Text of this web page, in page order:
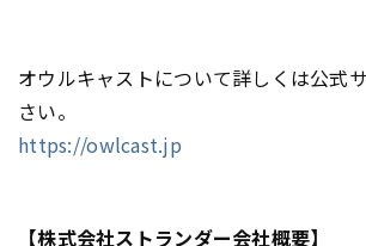
オウルキャストについて詳しくは公式
さい。
https://owlcast.jp
【株式会社ストランダー会社概要】